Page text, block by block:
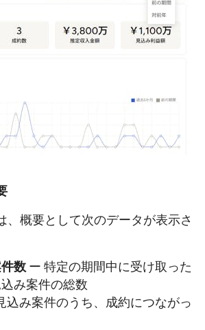
、概要として次のデータが表示さ
数 ー 特定の期間中に受け取った
み案件の総数
込み案件のうち、成約につながっ